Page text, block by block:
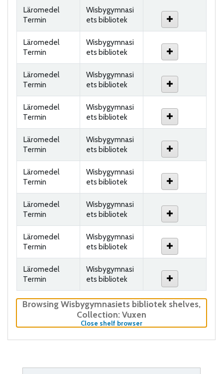
Läromedel
Termin
Wisbygymnasi
ets bibliotek
Läromedel
Termin
Wisbygymnasi
ets bibliotek
Läromedel
Termin
Wisbygymnasi
ets bibliotek
Läromedel
Termin
Wisbygymnasi
ets bibliotek
Läromedel
Termin
Wisbygymnasi
ets bibliotek
Läromedel
Termin
Wisbygymnasi
ets bibliotek
Läromedel
Termin
Wisbygymnasi
ets bibliotek
Läromedel
Termin
Wisbygymnasi
ets bibliotek
Läromedel
Termin
Wisbygymnasi
ets bibliotek
Browsing Wisbygymnasiets bibliotek shelves,
Collection: Vuxen
Close shelf browser(Hides shelf browser)